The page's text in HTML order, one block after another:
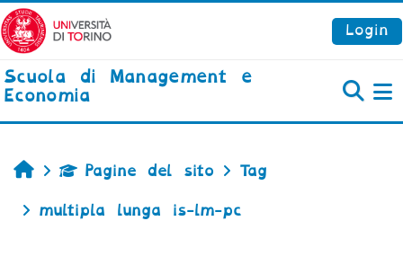
Vai al contenuto principale
Login
Scuola di Management e
Economia
HomePagine del sito Tag
multipla lunga is-lm-pc